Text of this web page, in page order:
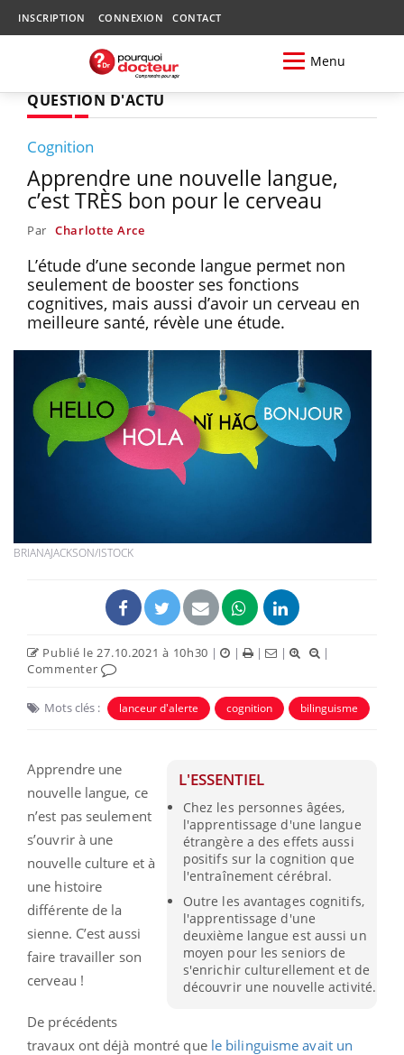
INSCRIPTION CONNEXION CONTACT
Menu
QUESTION D'ACTU
Cognition
Apprendre une nouvelle langue,
c’est TRÈS bon pour le cerveau
Par Charlotte Arce
L’étude d’une seconde langue permet non
seulement de booster ses fonctions
cognitives, mais aussi d’avoir un cerveau en
meilleure santé, révèle une étude.
BRIANAJACKSON/ISTOCK
Publié le 27.10.2021 à 10h30 | | | |
|
Commenter
Mots clés : lanceur d'alerte cognition bilinguisme
L'ESSENTIEL
Chez les personnes âgées,
l'apprentissage d'une langue
étrangère a des effets aussi
positifs sur la cognition que
l'entraînement cérébral.
Outre les avantages cognitifs,
l'apprentissage d'une
deuxième langue est aussi un
moyen pour les seniors de
s'enrichir culturellement et de
découvrir une nouvelle activité.
Apprendre une
nouvelle langue, ce
n’est pas seulement
s’ouvrir à une
nouvelle culture et à
une histoire
différente de la
sienne. C’est aussi
faire travailler son
cerveau !
De précédents
travaux ont déjà montré que le bilinguisme avait un